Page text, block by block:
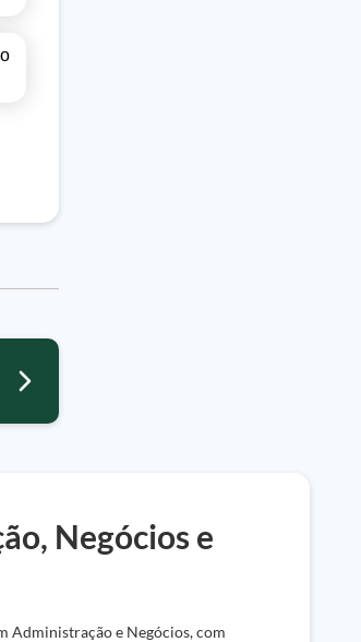
Negócios e
Administração e Negócios, com